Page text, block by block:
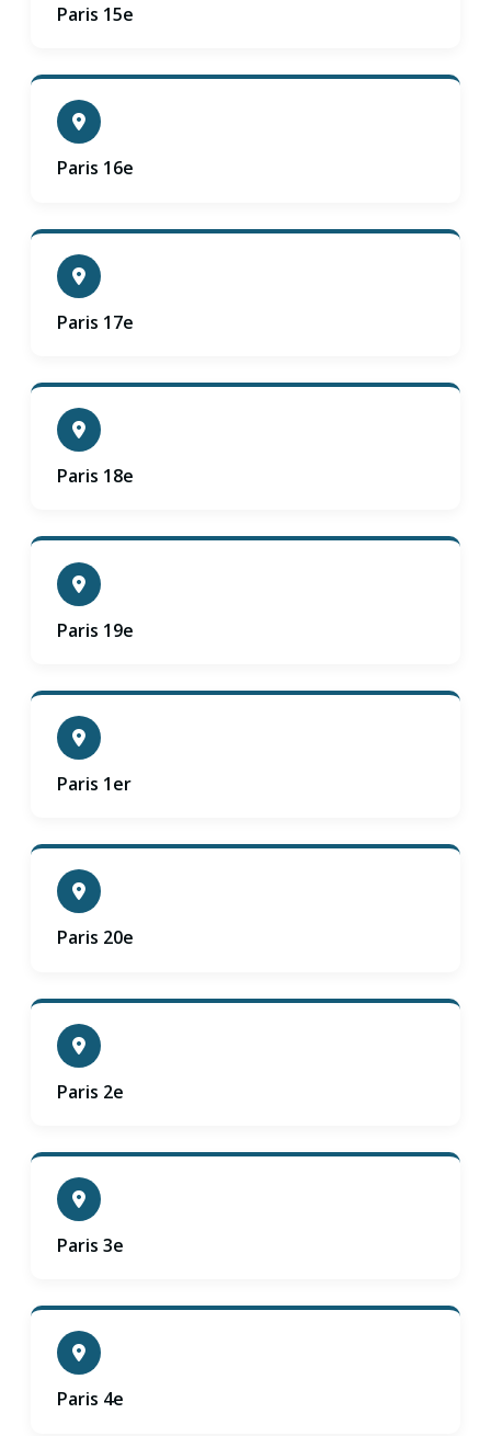
Paris 15e
Paris 16e
Paris 17e
Paris 18e
Paris 19e
Paris 1er
Paris 20e
Paris 2e
Paris 3e
Paris 4e